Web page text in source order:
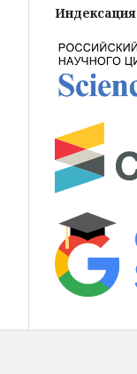
Индексация